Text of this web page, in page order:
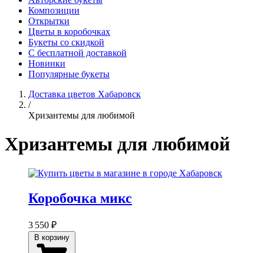
Композиции
Открытки
Цветы в коробочках
Букеты со скидкой
С бесплатной доставкой
Новинки
Популярные букеты
Доставка цветов Хабаровск
/
Хризантемы для любимой
Хризантемы для любимой
Коробочка микс
3 550 ₽